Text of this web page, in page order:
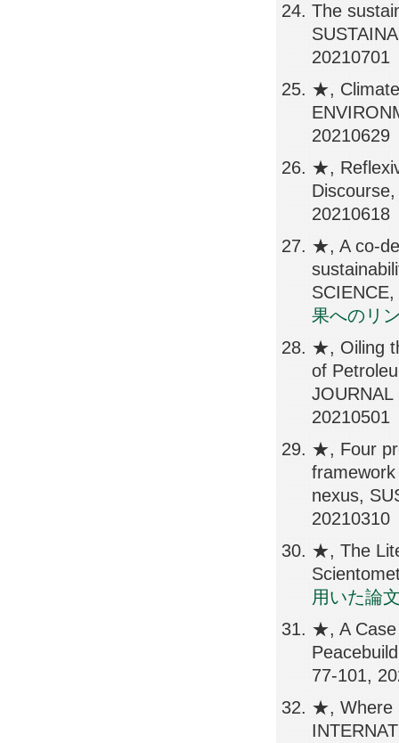
The
20210701
★,
20210629
★,
20210618
★, A co-
果へのリ
★, Oiling
of
20210501
★, Four
nexus,
20210310
★, The
用いた論
★, A Case
77-101,
★, Where